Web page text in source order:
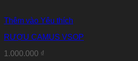
Thêm vào Yêu thích
RƯỢU CAMUS VSOP
1.000.000 ₫